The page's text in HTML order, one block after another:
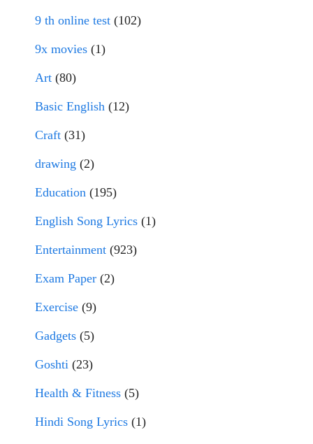
9 th online test (102)
9x movies (1)
Art (80)
Basic English (12)
Craft (31)
drawing (2)
Education (195)
English Song Lyrics (1)
Entertainment (923)
Exam Paper (2)
Exercise (9)
Gadgets (5)
Goshti (23)
Health & Fitness (5)
Hindi Song Lyrics (1)